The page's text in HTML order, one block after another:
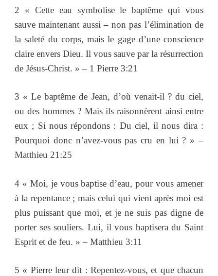
2 « Cette eau symbolise le baptême qui vous
sauve maintenant aussi – non pas l’élimination de
la saleté du corps, mais le gage d’une conscience
claire envers Dieu. Il vous sauve par la résurrection
de Jésus-Christ. » – 1 Pierre 3:21
3 « Le baptême de Jean, d’où venait-il ? du ciel,
ou des hommes ? Mais ils raisonnèrent ainsi entre
eux ; Si nous répondons : Du ciel, il nous dira :
Pourquoi donc n’avez-vous pas cru en lui ? » –
Matthieu 21:25
4 « Moi, je vous baptise d’eau, pour vous amener
à la repentance ; mais celui qui vient après moi est
plus puissant que moi, et je ne suis pas digne de
porter ses souliers. Lui, il vous baptisera du Saint
Esprit et de feu. » – Matthieu 3:11
5 « Pierre leur dit : Repentez-vous, et que chacun